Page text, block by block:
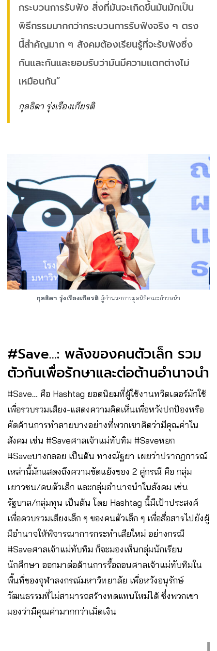
กระบวนการรับฟัง สิ่งที่มันจะเกิดขึ้นมันมักเป็น
พิธีกรรมมากกว่ากระบวนการรับฟังจริง ๆ ตรง
นี้สำคัญมาก ๆ สังคมต้องเรียนรู้ที่จะรับฟังซึ่ง
กันและกันและยอมรับว่ามันมีความแตกต่างไม่
เหมือนกัน”
กุลธิดา รุ่งเรืองเกียรติ
กุลธิดา รุ่งเรืองเกียรติ ผู้อํานวยการมูลนิธิคณะก้าวหน้า
#Save…: พลังของคนตัวเล็ก รวม
ตัวกันเพื่อรักษาและต่อต้านอำนาจนำ
#Save… คือ Hashtag ยอดนิยมที่ผู้ใช้งานทวิตเตอร์มักใช้
เพื่อรวบรวมเสียง-แสดงความคิดเห็นเพื่อหวังปกป้องหรือ
คัดค้านการทำลายบางอย่างที่พวกเขาคิดว่ามีคุณค่าใน
สังคม เช่น #Saveศาลเจ้าแม่ทับทิม #Saveหยก
#Saveบางกลอย เป็นต้น ทางณัฐยา เผยว่าปรากฏการณ์
เหล่านี้มักแสดงถึงความขัดแย้งของ 2 คู่กรณี คือ กลุ่ม
เยาวชน/คนตัวเล็ก และกลุ่มอำนาจนำในสังคม เช่น
รัฐบาล/กลุ่มทุน เป็นต้น โดย Hashtag นี้มีเป้าประสงค์
เพื่อควบรวมเสียงเล็ก ๆ ของคนตัวเล็ก ๆ เพื่อสื่อสารไปยังผู้
มีอำนาจให้พิจารณาการกระทำเสียใหม่ อย่างกรณี
#Saveศาลเจ้าแม่ทับทิม ก็จะมองเห็นกลุ่มนักเรียน
นักศึกษา ออกมาต่อต้านการรื้อถอนศาลเจ้าแม่ทับทิมใน
พื้นที่ของจุฬาลงกรณ์มหาวิทยาลัย เพื่อหวังอนุรักษ์
วัฒนธรรมที่ไม่สามารถสร้างทดแทนใหม่ได้ ซึ่งพวกเขา
มองว่ามีคุณค่ามากกว่าเม็ดเงิน